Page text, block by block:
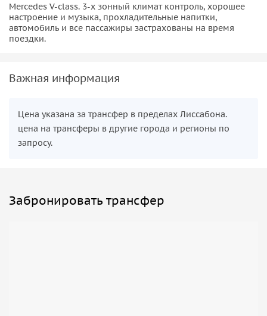
Mercedes V-class. 3-х зонный климат контроль, хорошее
настроение и музыка, прохладительные напитки,
автомобиль и все пассажиры застрахованы на время
поездки.
Важная информация
Цена указана за трансфер в пределах Лиссабона.
цена на трансферы в другие города и регионы по
запросу.
Забронировать трансфер